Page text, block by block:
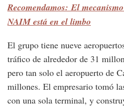
Recomendamos: El
NAIM está en el limbo
El grupo tiene nueve
tráfico de alrededor de 31
pero tan solo el aeropuerto de
millones. El empresario tomó
con una sola terminal, y